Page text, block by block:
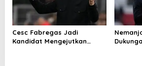
Cesc Fabregas Jadi
Kandidat Mengejutkan